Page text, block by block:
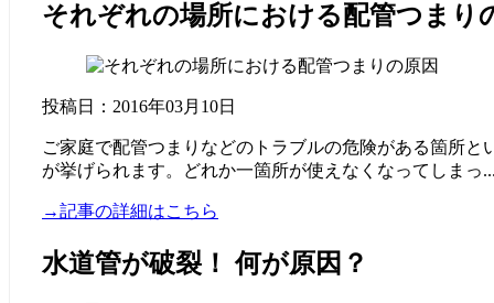
それぞれの場所における配管つまり
投稿日：2016年03月10日
ご家庭で配管つまりなどのトラブルの危険がある箇所と
が挙げられます。どれか一箇所が使えなくなってしまっ
→記事の詳細はこちら
水道管が破裂！ 何が原因？